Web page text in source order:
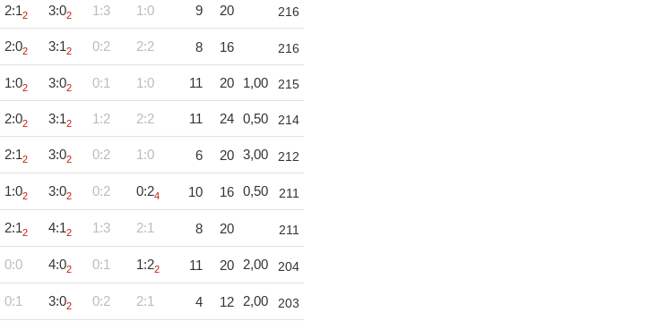
2:12 3:02 1:3 1:0 9 20 216
2:02 3:12 0:2 2:2 8 16 216
1:02 3:02 0:1 1:0 11 20 1,00 215
2:02 3:12 1:2 2:2 11 24 0,50 214
2:12 3:02 0:2 1:0 6 20 3,00 212
1:02 3:02 0:2 0:24 10 16 0,50 211
2:12 4:12 1:3 2:1 8 20 211
0:0 4:02 0:1 1:22 11 20 2,00 204
0:1 3:02 0:2 2:1 4 12 2,00 203